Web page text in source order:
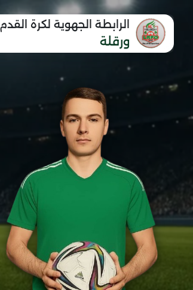
الرابطة الجهوية لكرة القدم
ورقلة